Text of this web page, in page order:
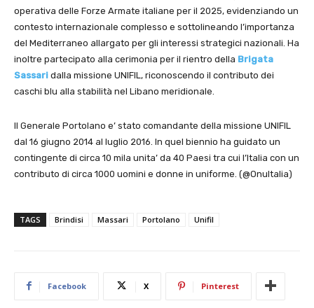
operativa delle Forze Armate italiane per il 2025, evidenziando un
contesto internazionale complesso e sottolineando l’importanza
del Mediterraneo allargato per gli interessi strategici nazionali. ​Ha
inoltre partecipato alla cerimonia per il rientro della Brigata
Sassari dalla missione UNIFIL, riconoscendo il contributo dei
caschi blu alla stabilità nel Libano meridionale.
Il Generale Portolano e’ stato comandante della missione UNIFIL
dal 16 giugno 2014 al luglio 2016. In quel biennio ha guidato un
contingente di circa 10 mila unita’ da 40 Paesi tra cui l’Italia con un
contributo di circa 1000 uomini e donne in uniforme. (@OnuItalia)
TAGS Brindisi Massari Portolano Unifil
Facebook X Pinterest